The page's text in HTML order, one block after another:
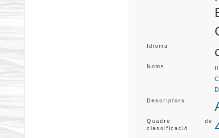
Idioma
Noms
Descriptors
Quadre de
classificació